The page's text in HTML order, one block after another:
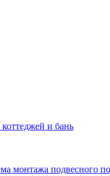
и бань
монтажа подвесного